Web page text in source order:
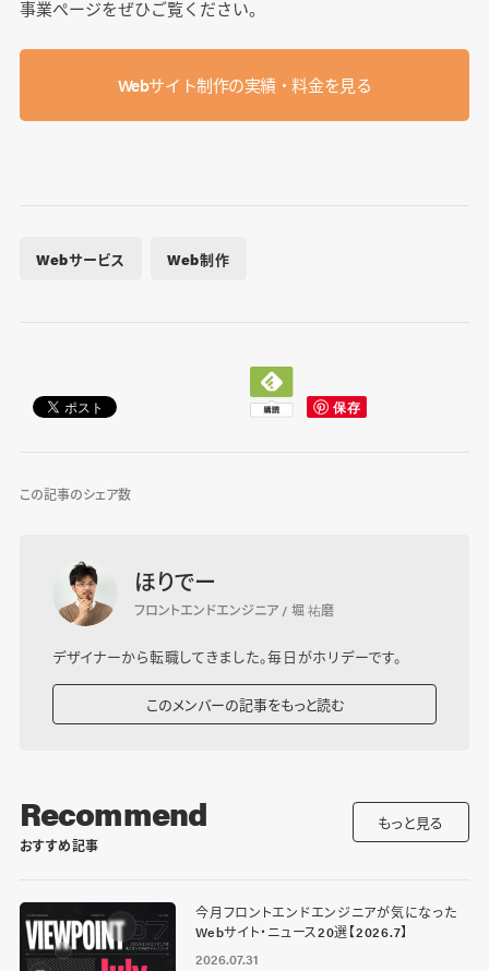
事業ぺージをぜひご覧ください。
Webサイト制作の実績・料金を見る
Webサービス Web制作
この記事のシェア数
ほりでー
フロントエンドエンジニア / 堀 祐磨
デザイナーから転職してきました。毎日がホリデーです。
このメンバーの記事をもっと読む
Recommend
おすすめ記事
もっと見る
今月フロントエンドエンジニアが気になった
Webサイト・ニュース20選【2026.7】
2026.07.31